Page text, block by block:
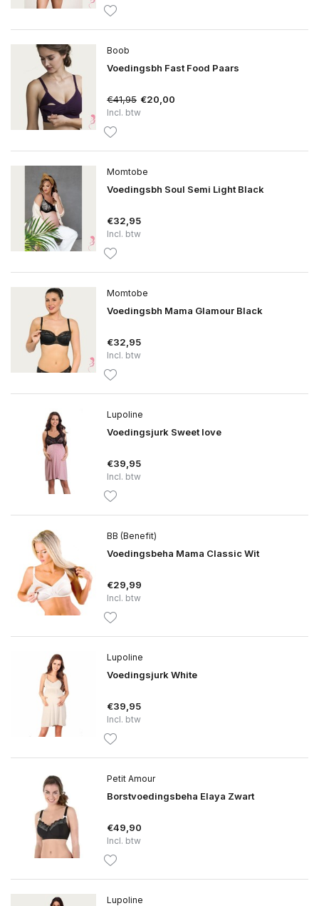
Boob
Voedingsbh Fast Food Paars
€41,95 €20,00
Incl. btw
Momtobe
Voedingsbh Soul Semi Light Black
€32,95
Incl. btw
Momtobe
Voedingsbh Mama Glamour Black
€32,95
Incl. btw
Lupoline
Voedingsjurk Sweet love
€39,95
Incl. btw
BB (Benefit)
Voedingsbeha Mama Classic Wit
€29,99
Incl. btw
Lupoline
Voedingsjurk White
€39,95
Incl. btw
Petit Amour
Borstvoedingsbeha Elaya Zwart
€49,90
Incl. btw
Lupoline